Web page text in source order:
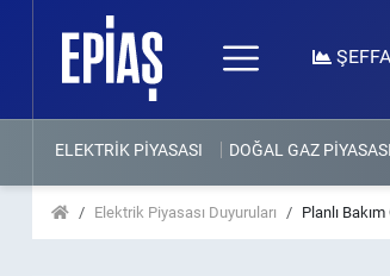
ELEKTRİK PİYASASI DOĞAL GAZ PİYASASI
Elektrik Piyasası Duyuruları Planlı Bakım